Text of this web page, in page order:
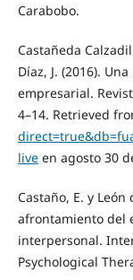
Carabobo.
Castañeda
Díaz, J. (2016).
empresarial.
4–14. Retrieved
liveen agosto 30
Castaño, E. y
afrontamiento del
interpersonal.
Psychological